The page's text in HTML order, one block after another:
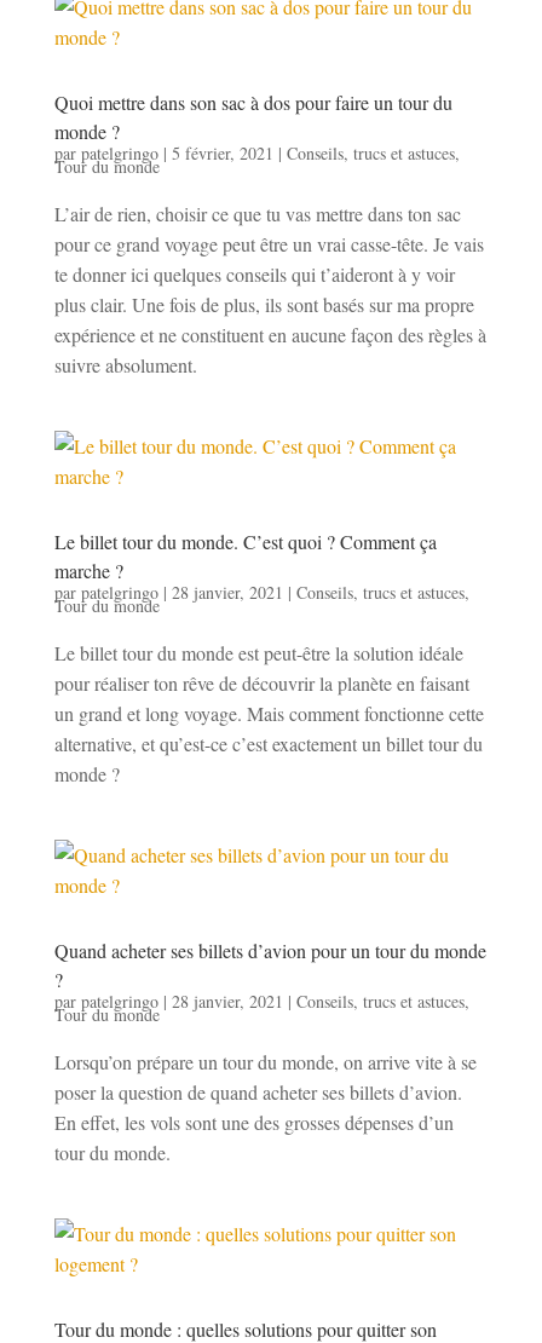
Quoi mettre dans son sac à dos pour faire un tour du
monde ?
par patelgringo| 5 février, 2021 | Conseils, trucs et astuces,
Tour du monde
L’air de rien, choisir ce que tu vas mettre dans ton sac
pour ce grand voyage peut être un vrai casse-tête. Je vais
te donner ici quelques conseils qui t’aideront à y voir
plus clair. Une fois de plus, ils sont basés sur ma propre
expérience et ne constituent en aucune façon des règles à
suivre absolument.
Le billet tour du monde. C’est quoi ? Comment ça
marche ?
par patelgringo| 28 janvier, 2021 | Conseils, trucs et astuces,
Tour du monde
Le billet tour du monde est peut-être la solution idéale
pour réaliser ton rêve de découvrir la planète en faisant
un grand et long voyage. Mais comment fonctionne cette
alternative, et qu’est-ce c’est exactement un billet tour du
monde ?
Quand acheter ses billets d’avion pour un tour du monde
?
par patelgringo| 28 janvier, 2021 | Conseils, trucs et astuces,
Tour du monde
Lorsqu’on prépare un tour du monde, on arrive vite à se
poser la question de quand acheter ses billets d’avion.
En effet, les vols sont une des grosses dépenses d’un
tour du monde.
Tour du monde : quelles solutions pour quitter son